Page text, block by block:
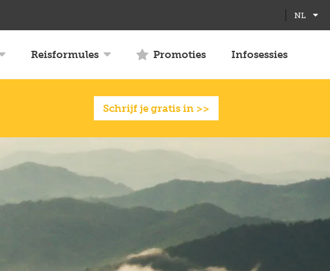
NL
Reisformules Promoties Infosessies
Schrijf je gratis in >>
screen